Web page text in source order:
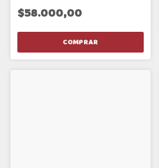
$58.000,00